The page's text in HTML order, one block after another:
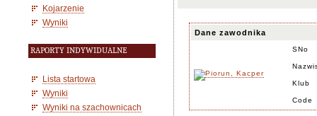
Kojarzenie
Wyniki
RAPORTY INDYWIDUALNE
Lista startowa
Wyniki
Wyniki na szachownicach
Dane zawodnika
SNo
Klub
Code